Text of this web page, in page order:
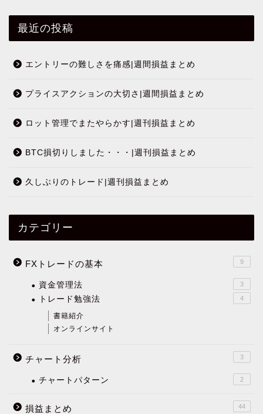
最近の投稿
エントリーの難しさを痛感|週間損益まとめ
プライスアクションの大切さ|週間損益まとめ
ロット管理でまたやらかす|週刊損益まとめ
BTC損切りしました・・・|週刊損益まとめ
久しぶりのトレード|週刊損益まとめ
カテゴリー
FXトレードの基本 9
資金管理法 3
トレード勉強法 4
書籍紹介
オンラインサイト
チャート分析 3
チャートパターン 2
損益まとめ 44